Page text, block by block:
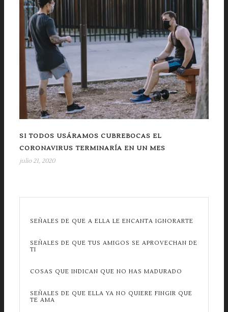
SI TODOS USÁRAMOS CUBREBOCAS EL
CORONAVIRUS TERMINARÍA EN UN MES
julio 21, 2020
SEÑALES DE QUE A ELLA LE ENCANTA IGNORARTE
SEÑALES DE QUE TUS AMIGOS SE APROVECHAN DE
TI
COSAS QUE INDICAN QUE NO HAS MADURADO
SEÑALES DE QUE ELLA YA NO QUIERE FINGIR QUE
TE AMA